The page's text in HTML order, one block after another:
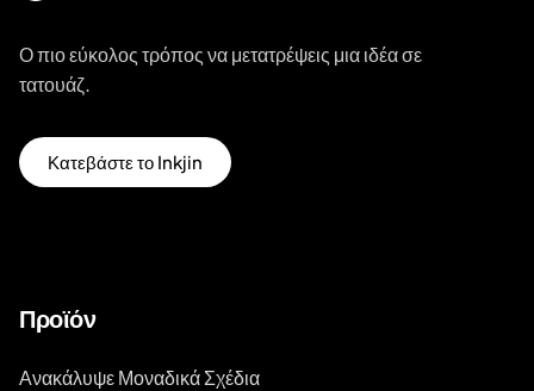
Ο πιο εύκολος τρόπος να μετατρέψεις μια ιδέα σε
τατουάζ.
Κατεβάστε το Inkjin
Προϊόν
Ανακάλυψε Μοναδικά Σχέδια